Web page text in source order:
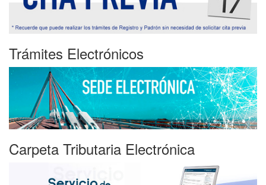
Trámites Electrónicos
Carpeta Tributaria Electrónica